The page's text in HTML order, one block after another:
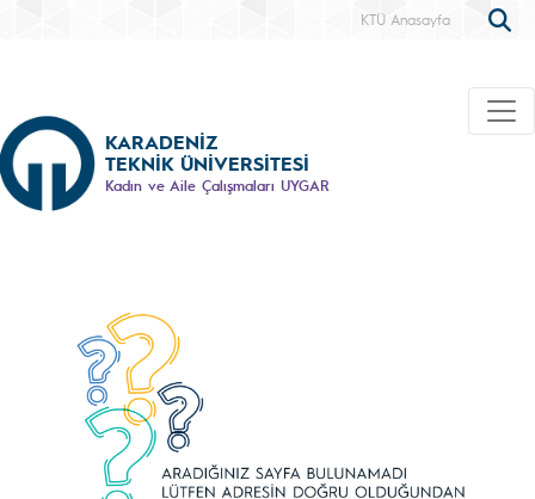
KTÜ Anasayfa
KARADENİZ
TEKNİK ÜNİVERSİTESİ
Kadın ve Aile Çalışmaları UYGAR